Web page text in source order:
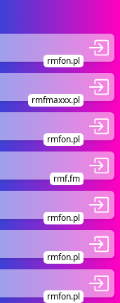
rmfon.pl
rmfmaxxx.pl
rmfon.pl
rmf.fm
rmfon.pl
rmfon.pl
rmfon.pl